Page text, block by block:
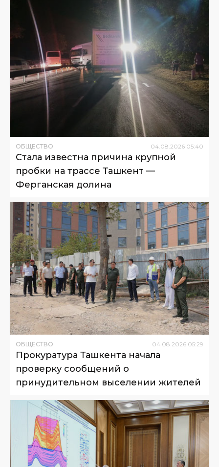
ОБЩЕСТВО 04 08 2026 05:40
Стала известна причина крупной
пробки на трассе Ташкент —
Ферганская долина
ОБЩЕСТВО 04 08 2026 05:29
Прокуратура Ташкента начала
проверку сообщений о
принудительном выселении жителей